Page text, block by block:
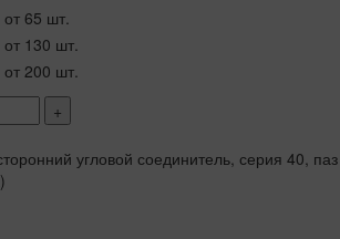
от 65 шт.
от 130 шт.
от 200 шт.
+